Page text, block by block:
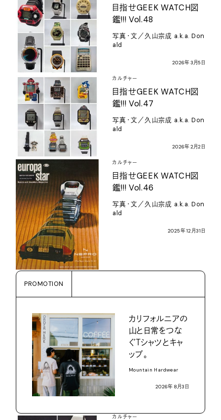
目指せGEEK WATCH図
鑑!!! Vol.48
写真・文／久山宗成 a.k.a. Don
ald
2026年3月5 日
カルチャー
目指せGEEK WATCH図
鑑!!! Vol.47
写真・文／久山宗成 a.k.a. Don
ald
2026年2月2日
カルチャー
目指せGEEK WATCH図
鑑!!! Vol.46
写真・文／久山宗成 a.k.a. Don
ald
2025年12月31 日
PROMOTION
カリフォルニアの
山と日常をつな
ぐＴシャツとキャ
ップ。
Mountain Hardwear
2026年 8月3 日
カルチャー